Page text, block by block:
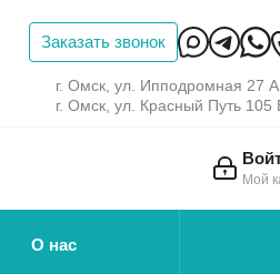
Заказать звонок
г. Омск, ул. Ипподромная 27
г. Омск, ул. Красный Путь
Мой
О нас